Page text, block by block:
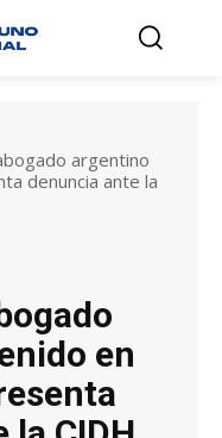
argentino
denuncia ante la
en